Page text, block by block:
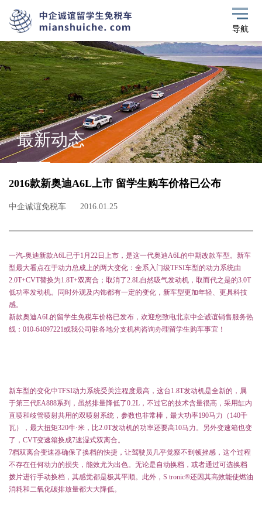
导航
最新动态
2016款新奥迪A6L上市 留学生购车价格已公布
中企诚谊免税车 2016.01.25
一汽-奥迪新款A6L已于1月22日上市，是这一代奥迪A6L的中期改款车型。新车
型最大看点在于动力总成上的两大变化：全系入门级TFSI车型的动力系统由
2.0T+CVT替换为1.8T+双离合；取消了2.8L自然吸气发动机，取而代之是的3.0T
低功率发动机。同时外观及内饰都有一定的变化，新车型更加年轻、更具科技
感。
新款奥迪A6L的留学生免税车价格已发布，欢迎您致电北京中企诚谊销售服务热
线： 010-64097221或我公司驻各地分支机构咨询办理留学生购车事宜！
新车型的变化中TFSI动力系统受关注程度最高，这台1.8T发动机是全新的，属
于第三代EA888系列，虽然排量降低了0.2L，不过它的技术含量很高，采用缸内
直喷和歧管喷射共用的双喷射系统，参数也非常棒，最大功率190马力（140千
瓦），最大扭矩320牛·米，比2.0T发动机的功率还要高10马力。另外变速箱也变
了，CVT变速箱换成7速湿式双离合。
7档双离合变速器确保了换档的快捷，让驾驶员几乎觉察不到顿挫感，这个过程
不存在任何动力的损失，能效尤为出色。无论是自动换档，或者通过可选换档
拨片进行手动换档，其感觉都是极其平顺。此外，S tronic®还因其高效能使燃油
消耗和二氧化碳排放量都大大降低。